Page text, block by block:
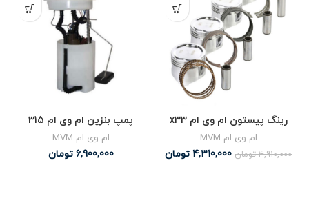
رینگ پیستون ام وی ام x33
ام وی ام MVM
4,910,000 تومان 4,310,000 تومان
پمپ بنزین ام وی ام 315
ام وی ام MVM
6,900,000 تومان